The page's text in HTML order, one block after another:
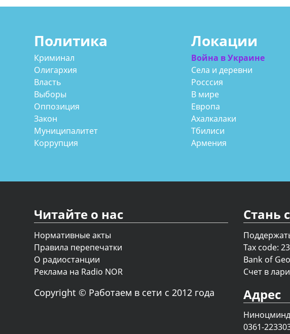
Политика
Криминал
Олигархия
Власть
Выборы
Оппозиция
Закон
Муниципалитет
Коррупция
Локации
Война в Украине
Села и деревни
Росссия
В мире
Европа
Ахалкалаки
Тбилиси
Армения
Читайте о нас
Нормативные акты
Правила перепечатки
О радиостанции
Реклама на Radio NOR
Copyright © Работаем в сети с 2012 года
Стань
Tax code:
Bank of
Счет в
Адрес
0361-